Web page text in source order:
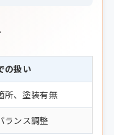
の扱い
所、塗装有無
ランス調整